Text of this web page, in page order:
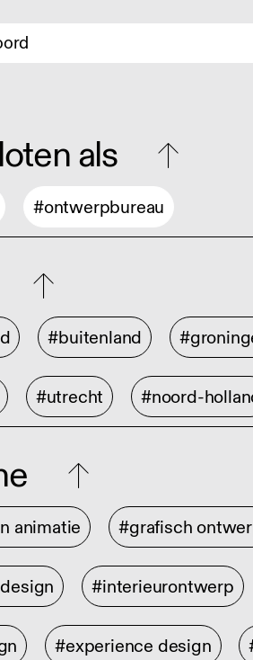
als
#ontwerpbureau
#buitenland
#utrecht #noord-
animatie #grafisch
#interieurontwerp
#experience design